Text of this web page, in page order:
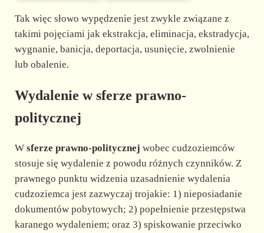
Tak więc słowo wypędzenie jest zwykle związane z
takimi pojęciami jak ekstrakcja, eliminacja, ekstradycja,
wygnanie, banicja, deportacja, usunięcie, zwolnienie
lub obalenie.
Wydalenie w sferze prawno-
politycznej
W sferze prawno-politycznej wobec cudzoziemców
stosuje się wydalenie z powodu różnych czynników. Z
prawnego punktu widzenia uzasadnienie wydalenia
cudzoziemca jest zazwyczaj trojakie: 1) nieposiadanie
dokumentów pobytowych; 2) popełnienie przestępstwa
karanego wydaleniem; oraz 3) spiskowanie przeciwko